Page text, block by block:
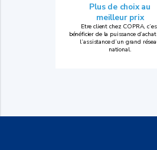
Plus de choix au
meilleur prix
Etre client chez COPRA,
bénéficier de la puissance
l’assistance d’un grand
national.